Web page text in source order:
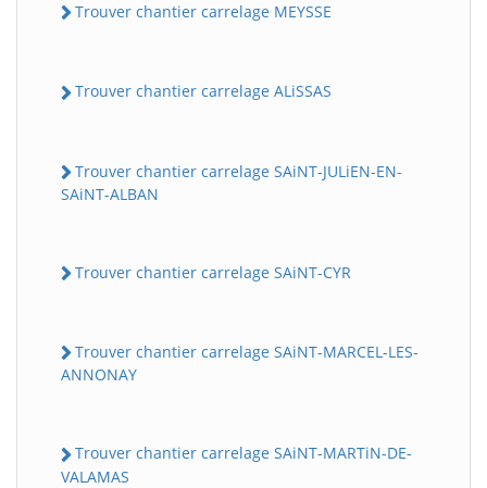
Trouver chantier carrelage MEYSSE
Trouver chantier carrelage ALiSSAS
Trouver chantier carrelage SAiNT-JULiEN-EN-
SAiNT-ALBAN
Trouver chantier carrelage SAiNT-CYR
Trouver chantier carrelage SAiNT-MARCEL-LES-
ANNONAY
Trouver chantier carrelage SAiNT-MARTiN-DE-
VALAMAS